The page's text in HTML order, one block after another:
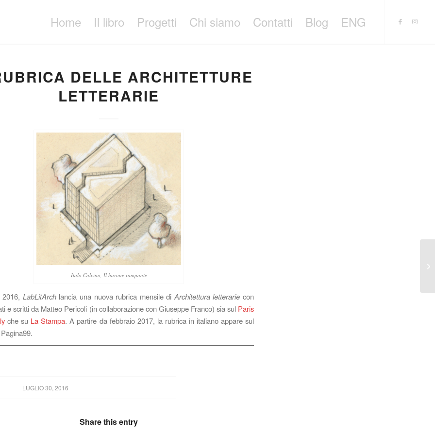
Home Il libro Progetti Chi siamo Contatti Blog ENG
DELLE ARCHITETTURE
LETTERARIE
Italo Calvino, Il barone rampante
LabLitArchlancia una nuova rubrica mensile di Architettura letterarie con
e scritti da Matteo Pericoli (in collaborazione con Giuseppe Franco) sia sul Paris
che su La Stampa. A partire da febbraio 2017, la rubrica in italiano appare sul
LUGLIO 30, 2016
Share this entry